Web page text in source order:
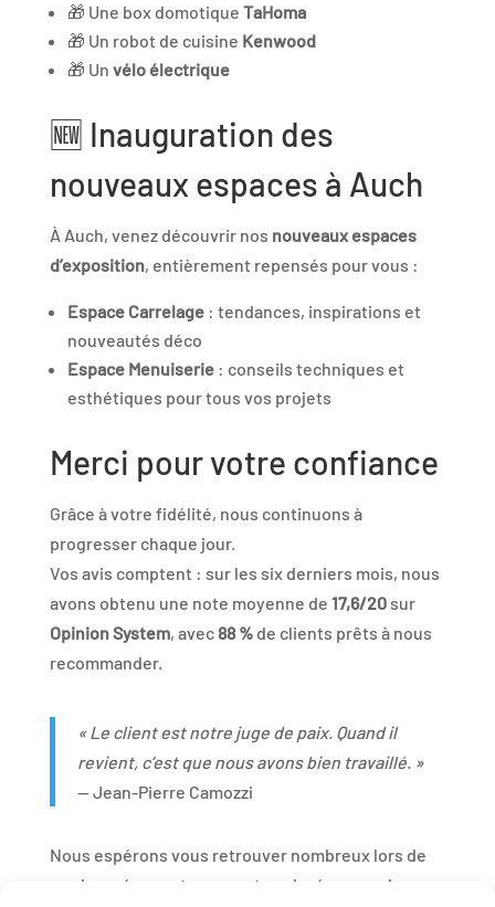
🎁 Une box domotique TaHoma
🎁 Un robot de cuisine Kenwood
🎁 Un vélo électrique
🆕 Inauguration des
nouveaux espaces à Auch
À Auch, venez découvrir nos nouveaux espaces
d’exposition, entièrement repensés pour vous :
Espace Carrelage: tendances, inspirations et
nouveautés déco
Espace Menuiserie: conseils techniques et
esthétiques pour tous vos projets
Merci pour votre confiance
Grâce à votre fidélité, nous continuons à
progresser chaque jour.
Vos avis comptent : sur les six derniers mois, nous
avons obtenu une note moyenne de 17,6/20sur
Opinion System, avec88 %de clients prêts à nous
recommander.
« Le client est notre juge de paix. Quand il
revient, c’est que nous avons bien travaillé. »
— Jean-Pierre Camozzi
Nous espérons vous retrouver nombreux lors de
ces journées portes ouvertes placées sous le